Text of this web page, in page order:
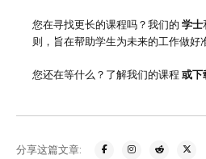
您在寻找更长的课程吗？我们的 学士
则，旨在帮助学生为未来的工作做好
您还在等什么？了解我们的课程或下
分享这篇文章: